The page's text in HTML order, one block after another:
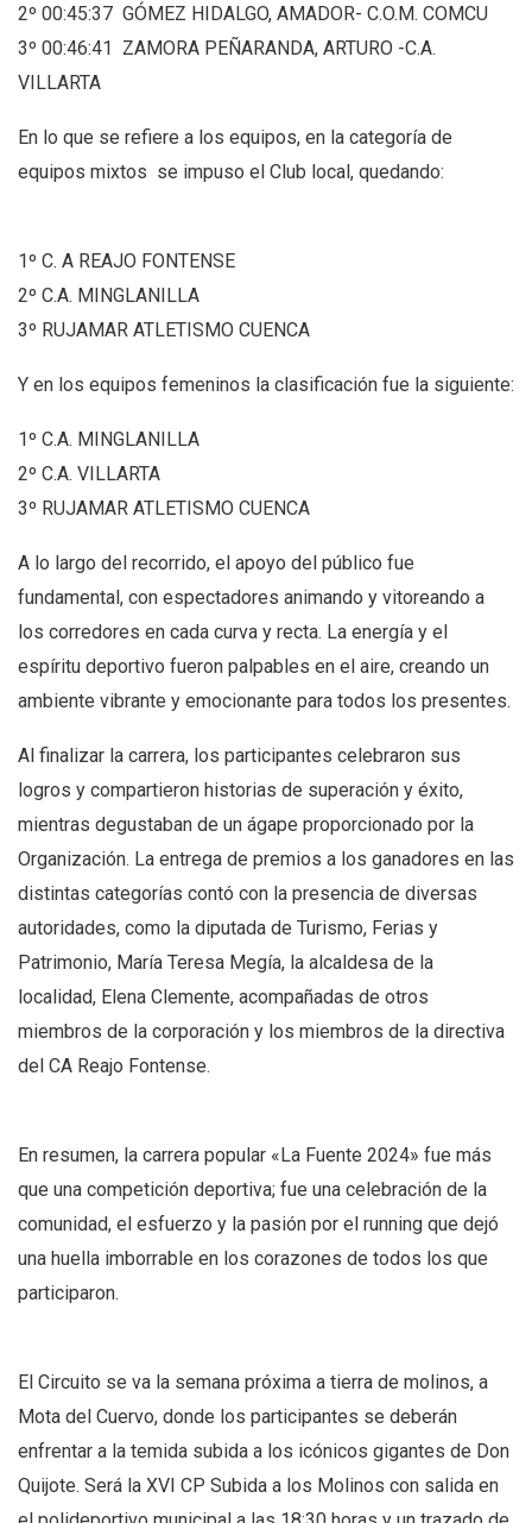
2º 00:45:37 GÓMEZ HIDALGO, AMADOR- C.O.M. COMCU
3º 00:46:41 ZAMORA PEÑARANDA, ARTURO -C.A.
VILLARTA
En lo que se refiere a los equipos, en la categoría de
equipos mixtos se impuso el Club local, quedando:
1º C. A REAJO FONTENSE
2º C.A. MINGLANILLA
3º RUJAMAR ATLETISMO CUENCA
Y en los equipos femeninos la clasificación fue la siguiente:
1º C.A. MINGLANILLA
2º C.A. VILLARTA
3º RUJAMAR ATLETISMO CUENCA
A lo largo del recorrido, el apoyo del público fue
fundamental, con espectadores animando y vitoreando a
los corredores en cada curva y recta. La energía y el
espíritu deportivo fueron palpables en el aire, creando un
ambiente vibrante y emocionante para todos los presentes.
Al finalizar la carrera, los participantes celebraron sus
logros y compartieron historias de superación y éxito,
mientras degustaban de un ágape proporcionado por la
Organización. La entrega de premios a los ganadores en las
distintas categorías contó con la presencia de diversas
autoridades, como la diputada de Turismo, Ferias y
Patrimonio, María Teresa Megía, la alcaldesa de la
localidad, Elena Clemente, acompañadas de otros
miembros de la corporación y los miembros de la directiva
del CA Reajo Fontense.
En resumen, la carrera popular «La Fuente 2024» fue más
que una competición deportiva; fue una celebración de la
comunidad, el esfuerzo y la pasión por el running que dejó
una huella imborrable en los corazones de todos los que
participaron.
El Circuito se va la semana próxima a tierra de molinos, a
Mota del Cuervo, donde los participantes se deberán
enfrentar a la temida subida a los icónicos gigantes de Don
Quijote. Será la XVI CP Subida a los Molinos con salida en